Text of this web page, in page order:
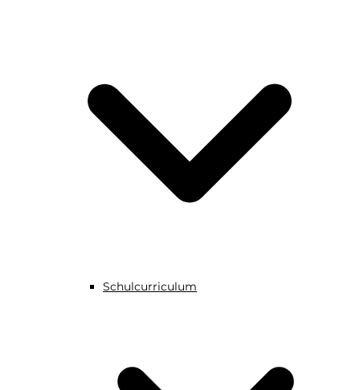
Schulcurriculum